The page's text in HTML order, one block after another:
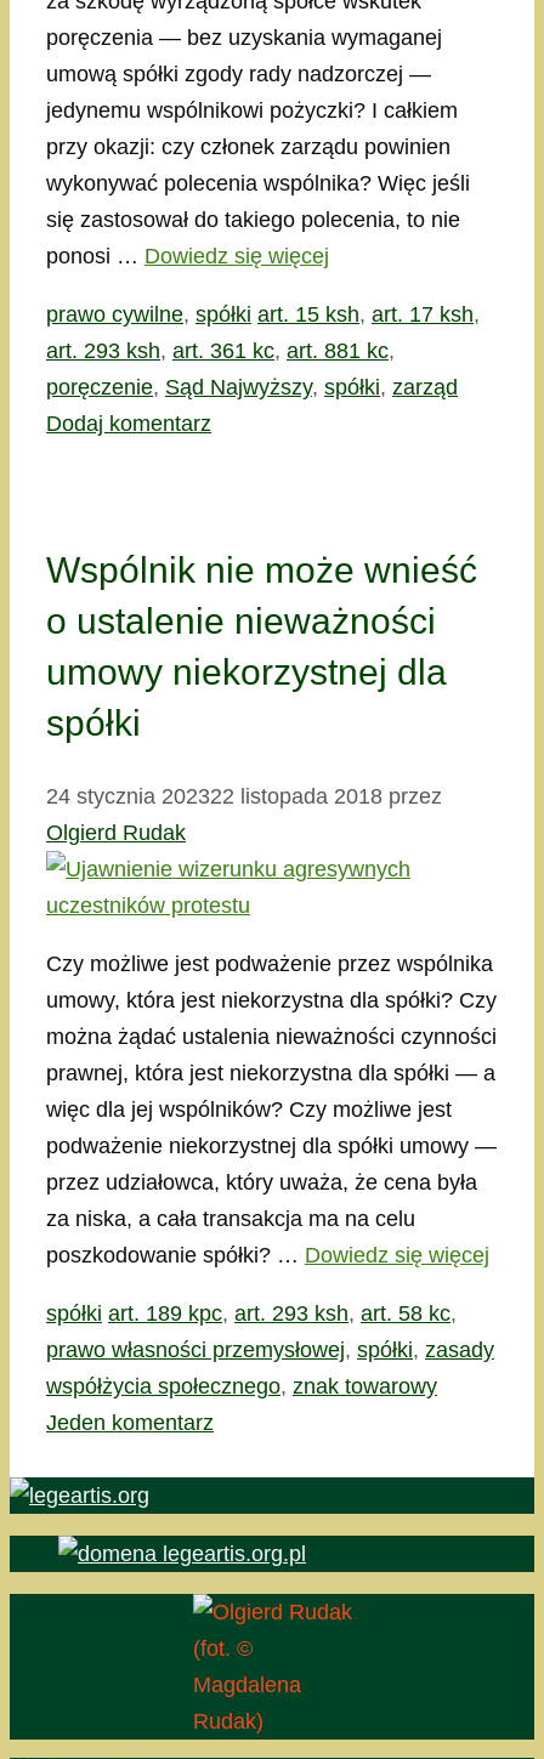
poręczenia — bez uzyskania wymaganej
umową spółki zgody rady nadzorczej —
jedynemu wspólnikowi pożyczki? I całkiem
przy okazji: czy członek zarządu powinien
wykonywać polecenia wspólnika? Więc jeśli
się zastosował do takiego polecenia, to nie
ponosi … Dowiedz się więcej
Kategorie
prawo cywilne, spółki Tagi
art. 15 ksh, art. 17 ksh,
art. 293 ksh, art. 361 kc, art. 881 kc,
poręczenie, Sąd Najwyższy, spółki, zarząd
Dodaj komentarz
Wspólnik nie może wnieść
o ustalenie nieważności
umowy niekorzystnej dla
spółki
24 stycznia 202322 listopada 2018 przez
Olgierd Rudak
Czy możliwe jest podważenie przez wspólnika
umowy, która jest niekorzystna dla spółki? Czy
można żądać ustalenia nieważności czynności
prawnej, która jest niekorzystna dla spółki — a
więc dla jej wspólników? Czy możliwe jest
podważenie niekorzystnej dla spółki umowy —
przez udziałowca, który uważa, że cena była
za niska, a cała transakcja ma na celu
poszkodowanie spółki? … Dowiedz się więcej
Kategorie
spółki Tagi
art. 189 kpc, art. 293 ksh, art. 58 kc,
prawo własności przemysłowej, spółki, zasady
współżycia społecznego, znak towarowy
Jeden komentarz
(fot. ©
Magdalena
Rudak)